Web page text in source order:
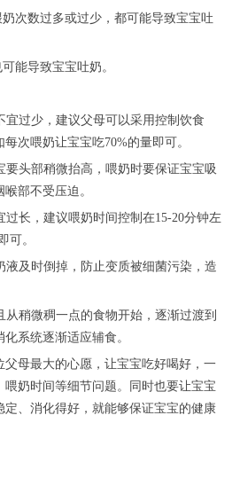
次数过多或过少，都可能导致宝宝吐
能导致宝宝吐奶。
宜过少，建议父母可以采用控制饮食
次喂奶让宝宝吃70%的量即可。
头部稍微抬高，喂奶时要保证宝宝吸
部不受压迫。
长，建议喂奶时间控制在15-20分钟左
可。
液及时倒掉，防止变质被细菌污染，造
稍微稠一点的食物开始，逐渐过渡到
系统逐渐适应辅食。
母最大的心愿，让宝宝吃好喝好，一
奶时间等细节问题。同时也要让宝宝
、消化得好，就能够保证宝宝的健康